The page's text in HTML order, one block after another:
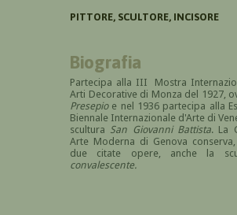
PITTORE, SCULTORE, INCISORE
Biografia
Partecipa alla III Mostra
Arti Decorative di Monza del 1927,
Presepioe nel 1936 partecipa alla
Biennale Internazionale d'Arte di
scultura San Giovanni Battista. La
Arte Moderna di Genova
due citate opere, anche la
convalescente.